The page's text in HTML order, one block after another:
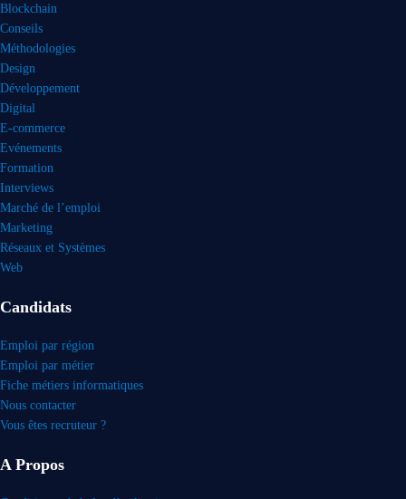
Blockchain
Conseils
Méthodologies
Design
Développement
Digital
E-commerce
Evénements
Formation
Interviews
Marché de l’emploi
Marketing
Réseaux et Systèmes
Web
Candidats
Emploi par région
Emploi par métier
Fiche métiers informatiques
Nous contacter
Vous êtes recruteur ?
A Propos